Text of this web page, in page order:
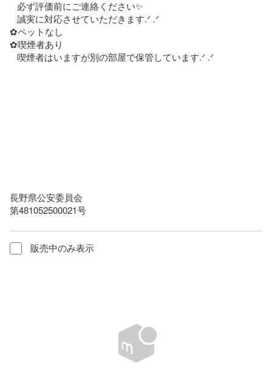
✿ペットなし
✿喫煙者あり
長野県公安委員会
第481052500021号
販売中のみ表示